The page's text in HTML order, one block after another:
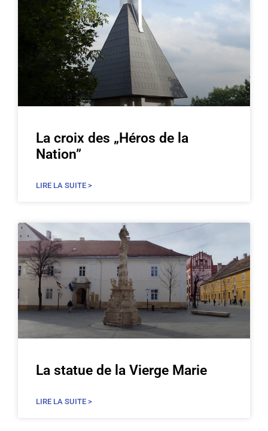
La croix des „Héros de la
Nation”
LIRE LA SUITE >
La statue de la Vierge Marie
LIRE LA SUITE >